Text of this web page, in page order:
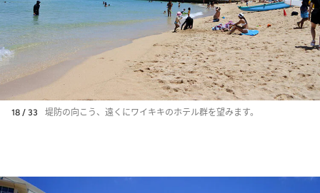
18 / 33 堤防の向こう、遠くにワイキキのホテル群を望みます。